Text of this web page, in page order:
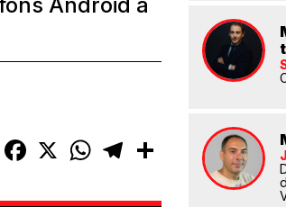
Facebook
X WhatsAppTelegramComparteix